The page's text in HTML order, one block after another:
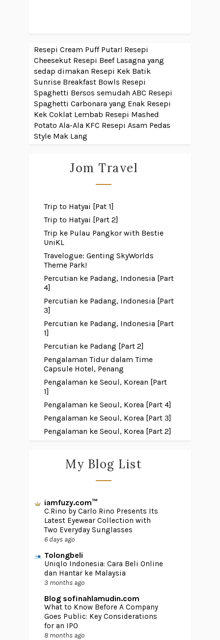
Resepi Cream Puff Putar! Resepi
Cheesekut Resepi Beef Lasagna yang
sedap dimakan Resepi Kek Batik
Sunrise Breakfast Bowls Resepi
Spaghetti Bersos semudah ABC Resepi
Spaghetti Carbonara yang Enak Resepi
Kek Coklat Lembab Resepi Mashed
Potato Ala-Ala KFC Resepi Asam Pedas
Style Mak Lang
Jom Travel
Trip to Hatyai [Pat 1]
Trip to Hatyai [Part 2]
Trip ke Pulau Pangkor with Bestie
UniKL
Travelogue: Genting SkyWorlds
Theme Park!
Percutian ke Padang, Indonesia [Part
4]
Percutian ke Padang, Indonesia [Part
3]
Percutian ke Padang, Indonesia [Part
1]
Percutian ke Padang [Part 2]
Pengalaman Tidur dalam Time
Capsule Hotel, Penang
Pengalaman ke Seoul, Korean [Part
1]
Pengalaman ke Seoul, Korea [Part 4]
Pengalaman ke Seoul, Korea [Part 3]
Pengalaman ke Seoul, Korea [Part 2]
My Blog List
iamfuzy.com™
C.Rino by Carlo Rino Presents Its
Latest Eyewear Collection with
Two Everyday Sunglasses
6 days ago
Tolongbeli
Uniqlo Indonesia: Cara Beli Online
dan Hantar ke Malaysia
3 months ago
Blog sofinahlamudin.com
What to Know Before A Company
Goes Public: Key Considerations
for an IPO
8 months ago